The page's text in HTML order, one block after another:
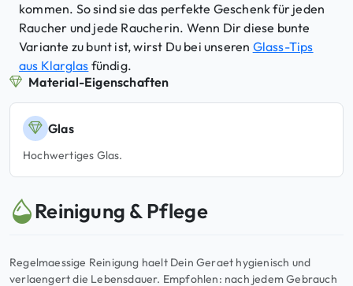
kommen. So sind sie das perfekte Geschenk für jeden
Raucher und jede Raucherin. Wenn Dir diese bunte
Variante zu bunt ist, wirst Du bei unseren Glass-Tips
aus Klarglas fündig.
Material-Eigenschaften
Glas
Hochwertiges Glas.
Reinigung & Pflege
Regelmaessige Reinigung haelt Dein Geraet hygienisch und
verlaengert die Lebensdauer. Empfohlen: nach jedem Gebrauch